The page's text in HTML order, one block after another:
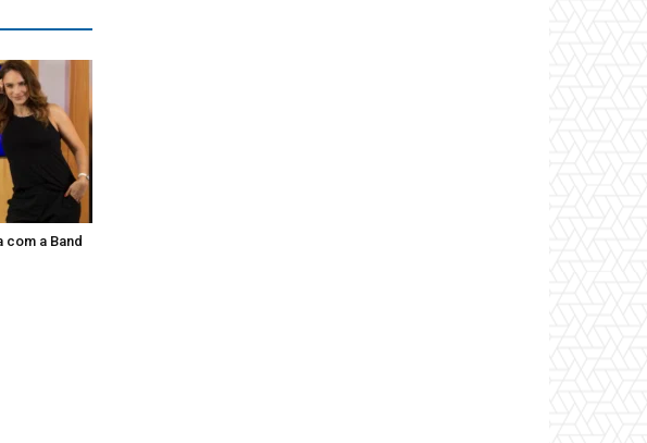
com a Band